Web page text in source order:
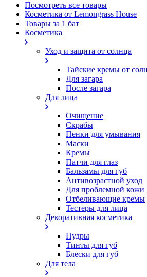
Посмотреть все товары
Косметика от Lemongrass House
Товары за 1 бат
Косметика
Уход и защита от солнца
Тайские кремы от
Для загара
После загара
Для лица
Очищение
Скрабы
Пенки для умывания
Маски
Кремы
Патчи для глаз
Бальзамы для губ
Антивозрастной уход
Для проблемной кожи
Oтбеливающие кремы
Тестеры для лица
Декоративная косметика
Пудры
Тинты для губ
Блески для губ
Для тела